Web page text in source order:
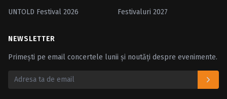
UNTOLD Festival 2026
Festivaluri 2027
NEWSLETTER
Primești pe email concertele lunii și noutăți despre evenimente.